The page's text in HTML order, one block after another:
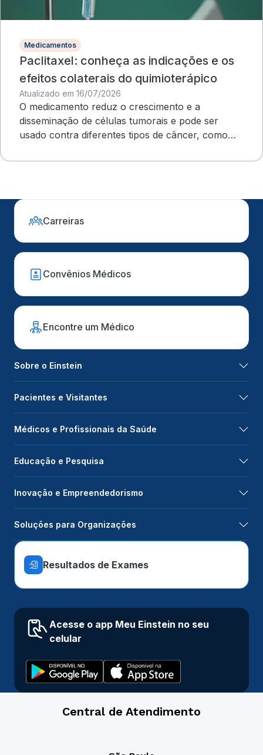
Medicamentos
Paclitaxel: conheça as indicações e os
efeitos colaterais do quimioterápico
Atualizado em 16/07/2026
O medicamento reduz o crescimento e a
disseminação de células tumorais e pode ser
usado contra diferentes tipos de câncer, como
Carreiras
Convênios Médicos
Encontre um Médico
Sobre o Einstein
Pacientes e Visitantes
Médicos e Profissionais da Saúde
Educação e Pesquisa
Inovação e Empreendedorismo
Soluções para Organizações
Resultados de Exames
Acesse o app Meu Einstein no seu
celular
Central de Atendimento